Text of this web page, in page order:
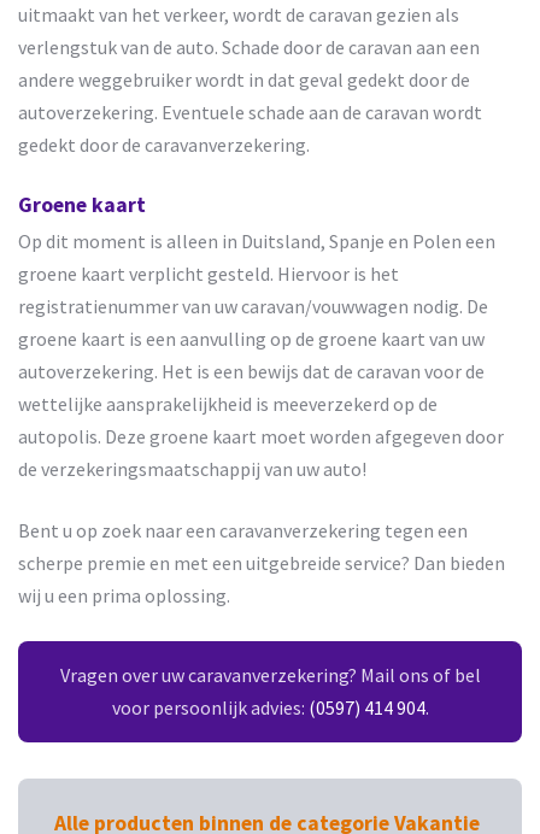
uitmaakt van het verkeer, wordt de caravan gezien als
verlengstuk van de auto. Schade door de caravan aan een
andere weggebruiker wordt in dat geval gedekt door de
autoverzekering. Eventuele schade aan de caravan wordt
gedekt door de caravanverzekering.
Groene kaart
Op dit moment is alleen in Duitsland, Spanje en Polen een
groene kaart verplicht gesteld. Hiervoor is het
registratienummer van uw caravan/vouwwagen nodig. De
groene kaart is een aanvulling op de groene kaart van uw
autoverzekering. Het is een bewijs dat de caravan voor de
wettelijke aansprakelijkheid is meeverzekerd op de
autopolis. Deze groene kaart moet worden afgegeven door
de verzekeringsmaatschappij van uw auto!
Bent u op zoek naar een caravanverzekering tegen een
scherpe premie en met een uitgebreide service? Dan bieden
wij u een prima oplossing.
Vragen over uw caravanverzekering? Mail ons of bel
voor persoonlijk advies: (0597) 414 904.
Alle producten binnen de categorie Vakantie